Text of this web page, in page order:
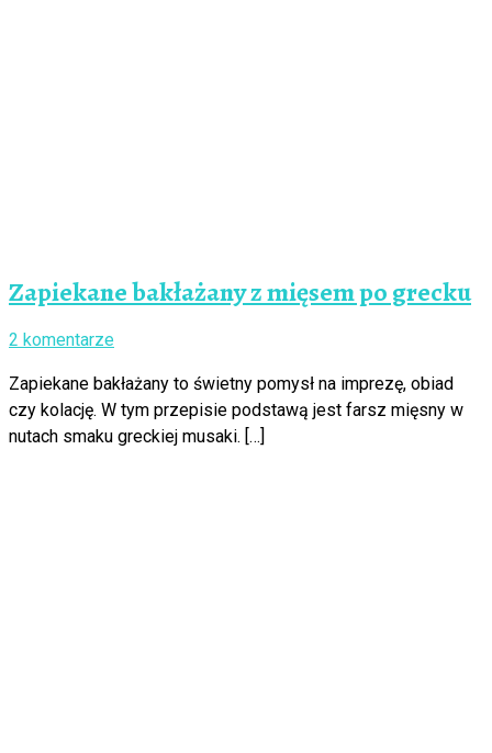
Zapiekane bakłażany z mięsem po grecku
2 komentarze
Zapiekane bakłażany to świetny pomysł na imprezę, obiad
czy kolację. W tym przepisie podstawą jest farsz mięsny w
nutach smaku greckiej musaki. […]